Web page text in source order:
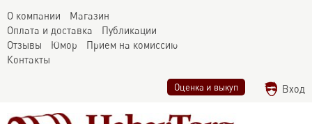
О компании
Магазин
Оплата и доставка
Публикации
Отзывы
Юмор
Прием на комиссию
Контакты
Оценка и выкуп Вход